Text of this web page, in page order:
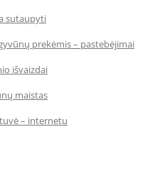
sutaupyti
prekėmis – pastebėjimai
išvaizdai
maistas
– internetu